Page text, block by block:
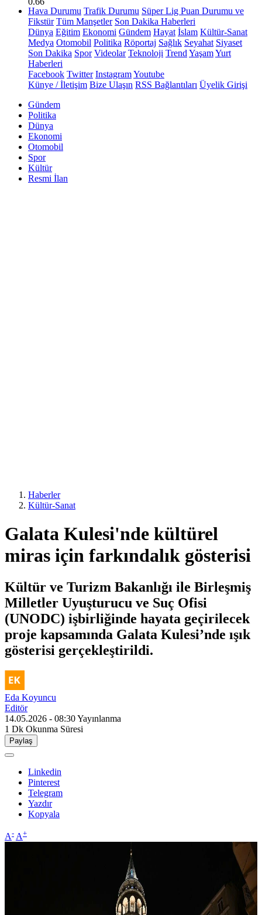
Hava Durumu Trafik Durumu Süper Lig Puan Durumu ve
Fikstür Tüm Manşetler Son Dakika Haberleri
Dünya Eğitim Ekonomi Gündem Hayat İslam Kültür-Sanat
Medya Otomobil Politika Röportaj Sağlık Seyahat Siyaset
Son Dakika Spor Videolar Teknoloji Trend YaşamYurt
Haberleri
Facebook Twitter InstagramYoutube
Künye / İletişim Bize Ulaşın RSS Bağlantıları Üyelik Girişi
Gündem
Politika
Dünya
Ekonomi
Otomobil
Spor
Kültür
Resmi İlan
Haberler
Kültür-Sanat
Galata Kulesi'nde kültürel
miras için farkındalık gösterisi
Kültür ve Turizm Bakanlığı ile Birleşmiş
Milletler Uyuşturucu ve Suç Ofisi
(UNODC) işbirliğinde hayata geçirilecek
proje kapsamında Galata Kulesi’nde ışık
gösterisi gerçekleştirildi.
Eda Koyuncu
Editör
14.05.2026 - 08:30Yayınlanma
1 Dk Okunma Süresi
Paylaş
Linkedin
Pinterest
Telegram
Yazdır
Kopyala
A- A+